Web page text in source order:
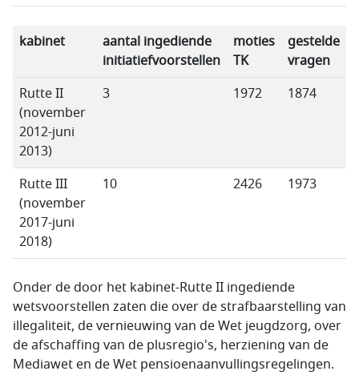
kabinet
aantal ingediende
initiatiefvoorstellen
moties
TK
gestelde
vragen
Rutte II
(november
2012-juni
2013)
3 1972 1874
Rutte III
(november
2017-juni
2018)
10 2426 1973
Onder de door het kabinet-Rutte II ingediende
wetsvoorstellen zaten die over de strafbaarstelling van
illegaliteit, de vernieuwing van de Wet jeugdzorg, over
de afschaffing van de plusregio's, herziening van de
Mediawet en de Wet pensioenaanvullingsregelingen.